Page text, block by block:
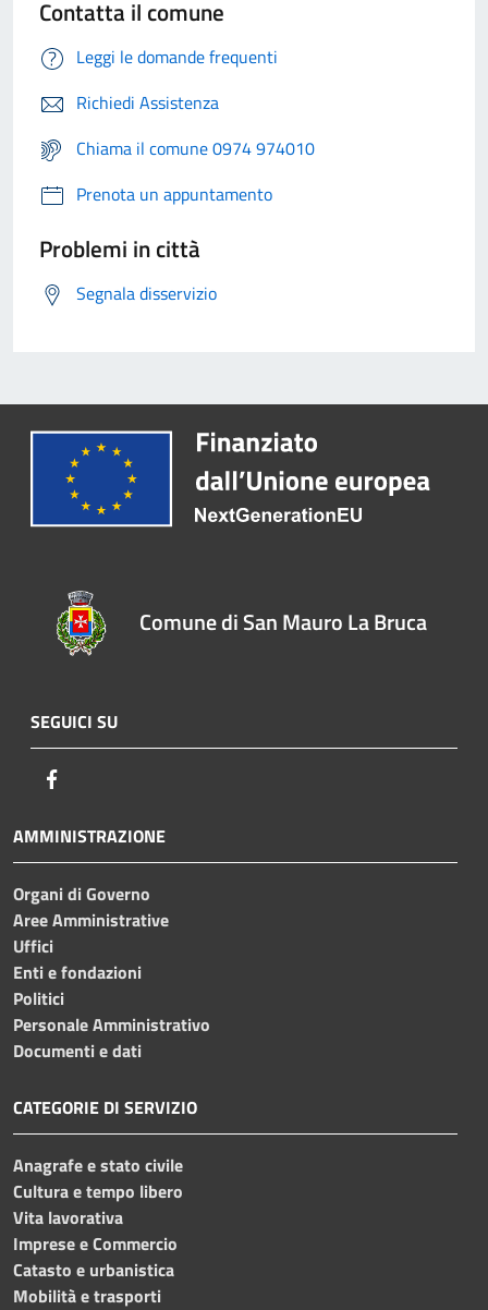
Contatta il comune
Leggi le domande frequenti
Richiedi Assistenza
Chiama il comune 0974 974010
Prenota un appuntamento
Problemi in città
Segnala disservizio
Comune di San Mauro La Bruca
SEGUICI SU
AMMINISTRAZIONE
Organi di Governo
Aree Amministrative
Uffici
Enti e fondazioni
Politici
Personale Amministrativo
Documenti e dati
CATEGORIE DI SERVIZIO
Anagrafe e stato civile
Cultura e tempo libero
Vita lavorativa
Imprese e Commercio
Catasto e urbanistica
Mobilità e trasporti